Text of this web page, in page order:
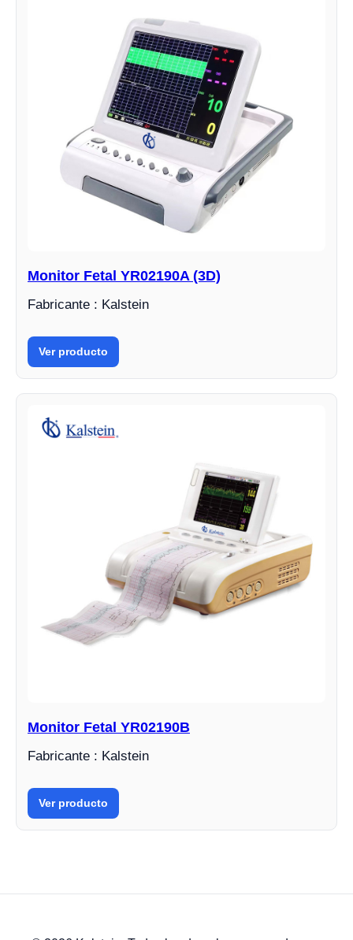
Monitor Fetal YR02190A (3D)
Fabricante : Kalstein
Ver producto
Monitor Fetal YR02190B
Fabricante : Kalstein
Ver producto